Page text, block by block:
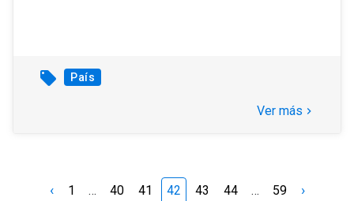
local_offer País
Ver más keyboard_arrow_right
‹ 1 … 40 41 42 43 44 … 59 ›